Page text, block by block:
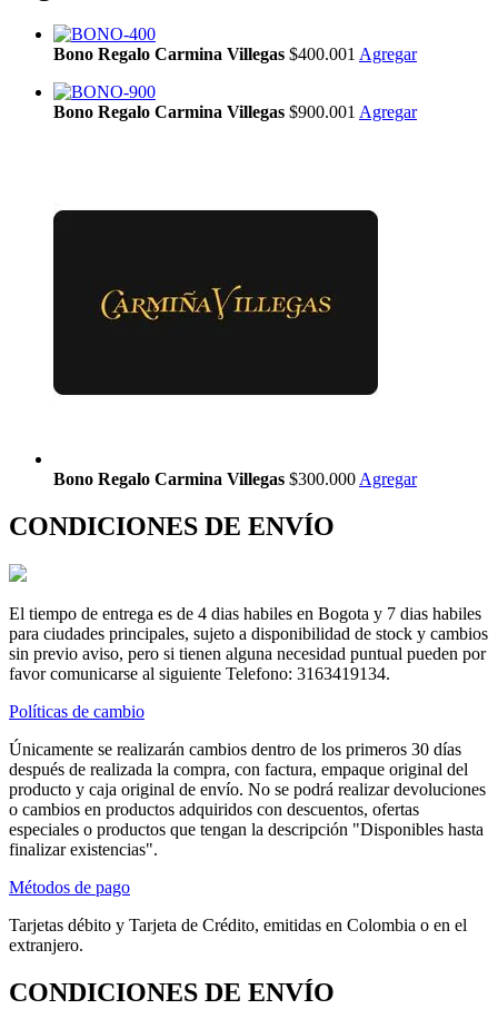
Bono Regalo Carmina Villegas $400.001 Agregar
Bono Regalo Carmina Villegas $900.001 Agregar
Bono Regalo Carmina Villegas $300.000 Agregar
CONDICIONES DE ENVÍO
El tiempo de entrega es de 4 dias habiles en Bogota y 7 dias habiles
para ciudades principales, sujeto a disponibilidad de stock y cambios
sin previo aviso, pero si tienen alguna necesidad puntual pueden por
favor comunicarse al siguiente Telefono: 3163419134.
Políticas de cambio
Únicamente se realizarán cambios dentro de los primeros 30 días
después de realizada la compra, con factura, empaque original del
producto y caja original de envío. No se podrá realizar devoluciones
o cambios en productos adquiridos con descuentos, ofertas
especiales o productos que tengan la descripción "Disponibles hasta
finalizar existencias".
Métodos de pago
Tarjetas débito y Tarjeta de Crédito, emitidas en Colombia o en el
extranjero.
CONDICIONES DE ENVÍO